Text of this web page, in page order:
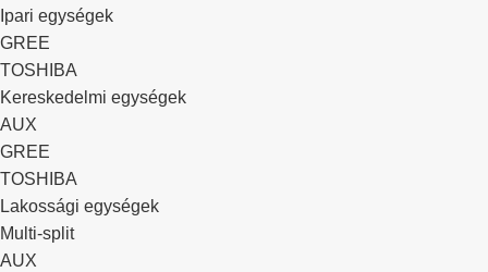
Ipari egységek
GREE
TOSHIBA
Kereskedelmi egységek
AUX
GREE
TOSHIBA
Lakossági egységek
Multi-split
AUX